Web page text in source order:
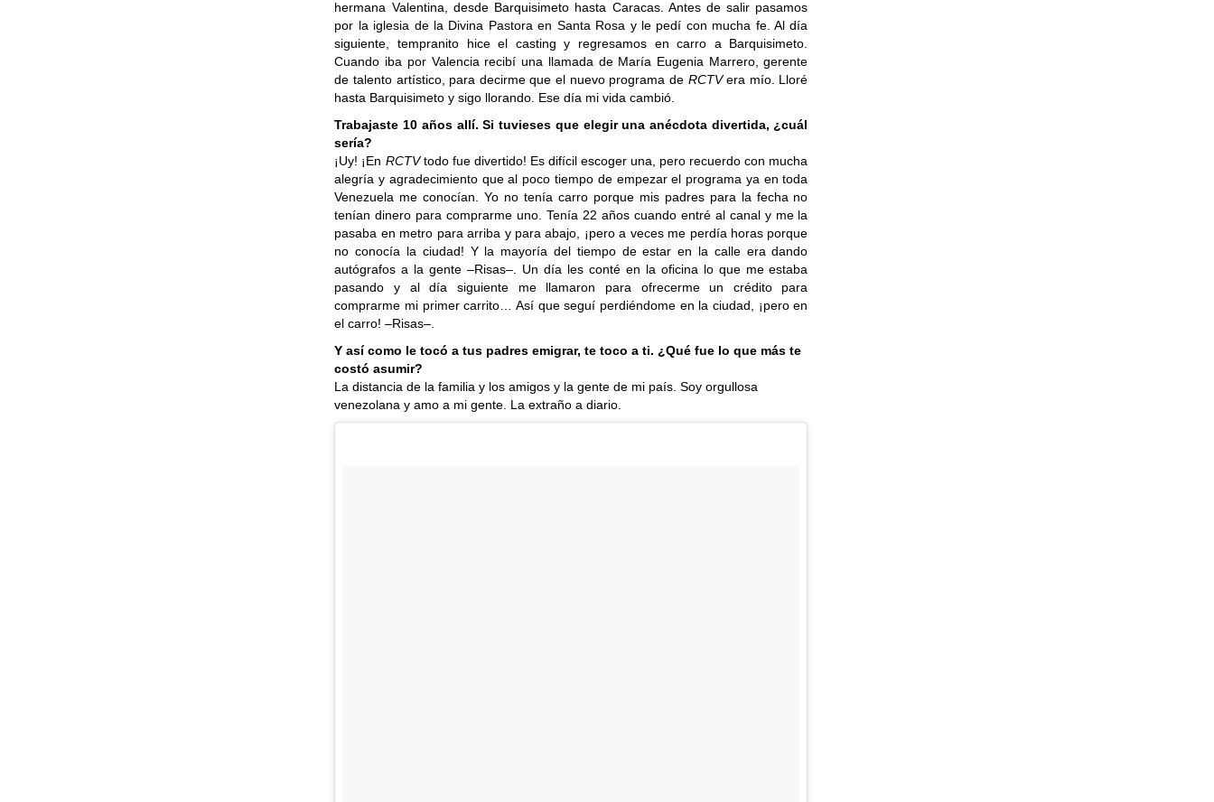
hermana Valentina, desde Barquisimeto hasta Caracas. Antes de salir pasamos
por la iglesia de la Divina Pastora en Santa Rosa y le pedí con mucha fe. Al día
siguiente, tempranito hice el casting y regresamos en carro a Barquisimeto.
Cuando iba por Valencia recibí una llamada de María Eugenia Marrero, gerente
de talento artístico, para decirme que el nuevo programa de RCTVera mío. Lloré
hasta Barquisimeto y sigo llorando. Ese día mi vida cambió.
Trabajaste 10 años allí. Si tuvieses que elegir una anécdota divertida, ¿cuál
sería?
¡Uy! ¡En RCTVtodo fue divertido! Es difícil escoger una, pero recuerdo con mucha
alegría y agradecimiento que al poco tiempo de empezar el programa ya en toda
Venezuela me conocían. Yo no tenía carro porque mis padres para la fecha no
tenían dinero para comprarme uno. Tenía 22 años cuando entré al canal y me la
pasaba en metro para arriba y para abajo, ¡pero a veces me perdía horas porque
no conocía la ciudad! Y la mayoría del tiempo de estar en la calle era dando
autógrafos a la gente –Risas–. Un día les conté en la oficina lo que me estaba
pasando y al día siguiente me llamaron para ofrecerme un crédito para
comprarme mi primer carrito… Así que seguí perdiéndome en la ciudad, ¡pero en
el carro! –Risas–.
Y así como le tocó a tus padres emigrar, te toco a ti. ¿Qué fue lo que más te
costó asumir?
La distancia de la familia y los amigos y la gente de mi país. Soy orgullosa
venezolana y amo a mi gente. La extraño a diario.